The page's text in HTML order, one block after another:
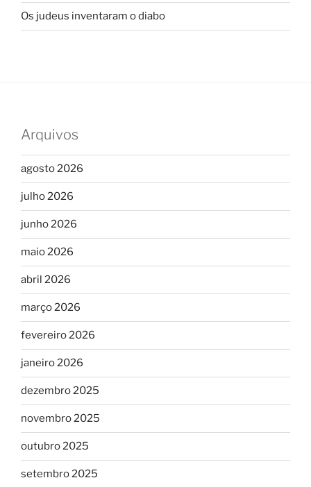
Os judeus inventaram o diabo
Arquivos
agosto 2026
julho 2026
junho 2026
maio 2026
abril 2026
março 2026
fevereiro 2026
janeiro 2026
dezembro 2025
novembro 2025
outubro 2025
setembro 2025